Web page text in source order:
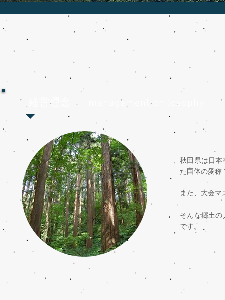
経営理念 - management philosophy -
秋田県は日本
た国体の愛称
また、大会
そんな郷土
です。